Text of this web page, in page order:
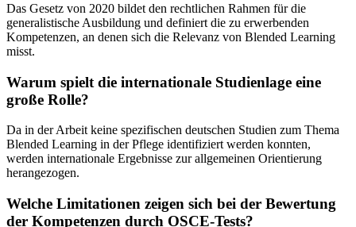
Das Gesetz von 2020 bildet den rechtlichen Rahmen für die
generalistische Ausbildung und definiert die zu erwerbenden
Kompetenzen, an denen sich die Relevanz von Blended Learning
misst.
Warum spielt die internationale Studienlage eine
große Rolle?
Da in der Arbeit keine spezifischen deutschen Studien zum Thema
Blended Learning in der Pflege identifiziert werden konnten,
werden internationale Ergebnisse zur allgemeinen Orientierung
herangezogen.
Welche Limitationen zeigen sich bei der Bewertung
der Kompetenzen durch OSCE-Tests?